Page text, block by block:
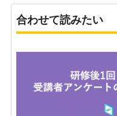
合わせて読みたい